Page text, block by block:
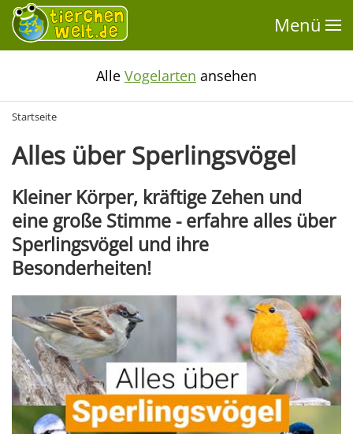
Menü
Alle Vogelarten ansehen
Startseite
Alles über Sperlingsvögel
Kleiner Körper, kräftige Zehen und
eine große Stimme - erfahre alles über
Sperlingsvögel und ihre
Besonderheiten!